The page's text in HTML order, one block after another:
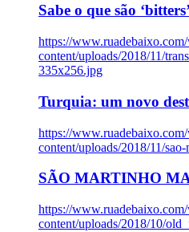
Sabe o que são
https://
content/uploads/2018/11/
335x256.jpg
Turquia: um novo
https://
content/uploads/2018/11/
SÃO MARTINHO
https://
content/uploads/2018/10/